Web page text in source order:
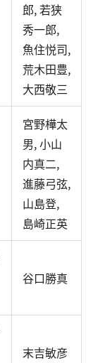
郎, 若狭
秀一郎,
魚住悦司,
荒木田豊,
大西敬三
宮野樺太
男, 小山
内真二,
進藤弓弦,
山島登,
島崎正英
谷口勝真
末吉敏彦